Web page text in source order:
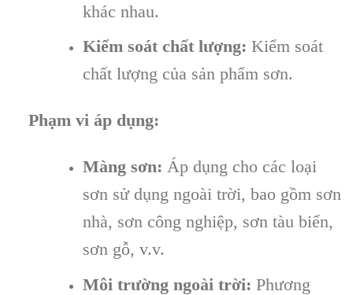
khác nhau.
Kiểm soát chất lượng: Kiểm soát
chất lượng của sản phẩm sơn.
Phạm vi áp dụng:
Màng sơn: Áp dụng cho các loại
sơn sử dụng ngoài trời, bao gồm sơn
nhà, sơn công nghiệp, sơn tàu biển,
sơn gỗ, v.v.
Môi trường ngoài trời: Phương